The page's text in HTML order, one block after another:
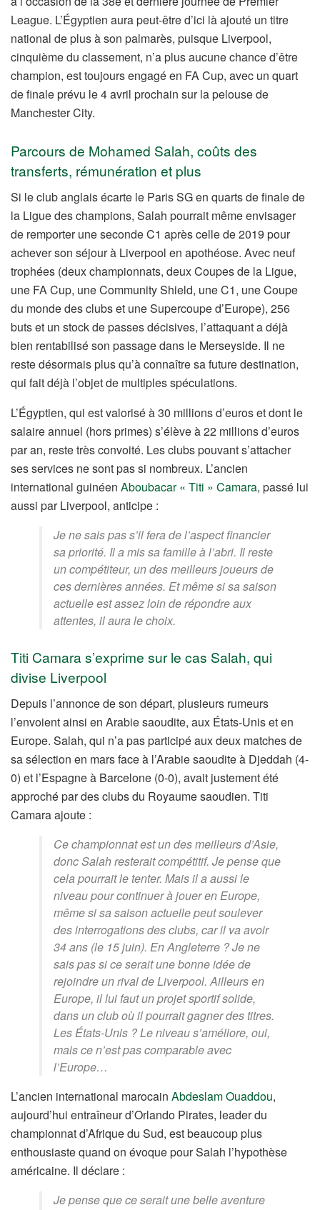
League. L’Égyptien aura peut-être d’ici là ajouté un titre
national de plus à son palmarès, puisque Liverpool,
cinquième du classement, n’a plus aucune chance d’être
champion, est toujours engagé en FA Cup, avec un quart
de finale prévu le 4 avril prochain sur la pelouse de
Manchester City.
Parcours de Mohamed Salah, coûts des
transferts, rémunération et plus
Si le club anglais écarte le Paris SG en quarts de finale de
la Ligue des champions, Salah pourrait même envisager
de remporter une seconde C1 après celle de 2019 pour
achever son séjour à Liverpool en apothéose. Avec neuf
trophées (deux championnats, deux Coupes de la Ligue,
une FA Cup, une Community Shield, une C1, une Coupe
du monde des clubs et une Supercoupe d’Europe), 256
buts et un stock de passes décisives, l’attaquant a déjà
bien rentabilisé son passage dans le Merseyside. Il ne
reste désormais plus qu’à connaître sa future destination,
qui fait déjà l’objet de multiples spéculations.
L’Égyptien, qui est valorisé à 30 millions d’euros et dont le
salaire annuel (hors primes) s’élève à 22 millions d’euros
par an, reste très convoité. Les clubs pouvant s’attacher
ses services ne sont pas si nombreux. L’ancien
international guinéen Aboubacar « Titi » Camara, passé lui
aussi par Liverpool, anticipe :
Je ne sais pas s’il fera de l’aspect financier
sa priorité. Il a mis sa famille à l’abri. Il reste
un compétiteur, un des meilleurs joueurs de
ces dernières années. Et même si sa saison
actuelle est assez loin de répondre aux
attentes, il aura le choix.
Titi Camara s’exprime sur le cas Salah, qui
divise Liverpool
Depuis l’annonce de son départ, plusieurs rumeurs
l’envoient ainsi en Arabie saoudite, aux États-Unis et en
Europe. Salah, qui n’a pas participé aux deux matches de
sa sélection en mars face à l’Arabie saoudite à Djeddah (4-
0) et l’Espagne à Barcelone (0-0), avait justement été
approché par des clubs du Royaume saoudien. Titi
Camara ajoute :
Ce championnat est un des meilleurs d’Asie,
donc Salah resterait compétitif. Je pense que
cela pourrait le tenter. Mais il a aussi le
niveau pour continuer à jouer en Europe,
même si sa saison actuelle peut soulever
des interrogations des clubs, car il va avoir
34 ans (le 15 juin). En Angleterre ? Je ne
sais pas si ce serait une bonne idée de
rejoindre un rival de Liverpool. Ailleurs en
Europe, il lui faut un projet sportif solide,
dans un club où il pourrait gagner des titres.
Les États-Unis ? Le niveau s’améliore, oui,
mais ce n’est pas comparable avec
l’Europe…
L’ancien international marocain Abdeslam Ouaddou,
aujourd’hui entraîneur d’Orlando Pirates, leader du
championnat d’Afrique du Sud, est beaucoup plus
enthousiaste quand on évoque pour Salah l’hypothèse
américaine. Il déclare :
Je pense que ce serait une belle aventure